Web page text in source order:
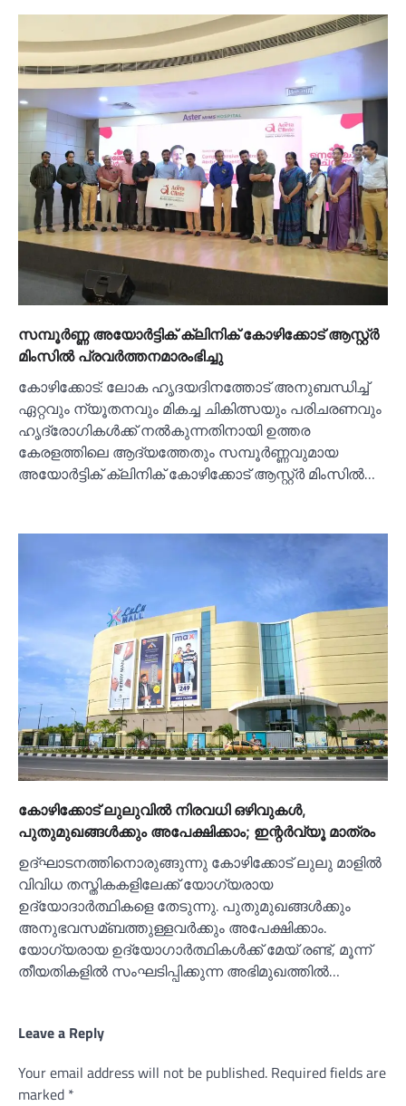
സമ്പൂർണ്ണ അയോർട്ടിക് ക്ലിനിക് കോഴിക്കോട് ആസ്റ്റ്ർ
മിംസിൽ പ്രവർത്തനമാരംഭിച്ചു
കോഴിക്കോട്: ലോക ഹൃദയദിനത്തോട് അനുബന്ധിച്ച്
ഏറ്റവും ന്യൂതനവും മികച്ച ചികിത്സയും പരിചരണവും
ഹൃദ്രോഗികൾക്ക് നൽകുന്നതിനായി ഉത്തര
കേരളത്തിലെ ആദ്യത്തേതും സമ്പൂർണ്ണവുമായ
അയോർട്ടിക് ക്ലിനിക് കോഴിക്കോട് ആസ്റ്റ്ർ മിംസിൽ…
കോഴിക്കോട് ലുലുവില്‍ നിരവധി ഒഴിവുകള്‍,
പുതുമുഖങ്ങള്‍ക്കും അപേക്ഷിക്കാം; ഇന്റര്‍വ്യൂ മാത്രം
ഉദ്ഘാടനത്തിനൊരുങ്ങുന്നു കോഴിക്കോട് ലുലു മാളില്‍
വിവിധ തസ്തികകളിലേക്ക് യോഗ്യരായ
ഉദ്യോദാര്‍ത്ഥികളെ തേടുന്നു. പുതുമുഖങ്ങള്‍ക്കും
അനുഭവസമ്ബത്തുള്ളവര്‍ക്കും അപേക്ഷിക്കാം.
യോഗ്യരായ ഉദ്യോഗാര്‍ത്ഥികള്‍ക്ക് മേയ് രണ്ട്, മൂന്ന്
തീയതികളില്‍ സംഘടിപ്പിക്കുന്ന അഭിമുഖത്തില്‍…
Leave a Reply
Your email address will not be published. Required fields are
marked *